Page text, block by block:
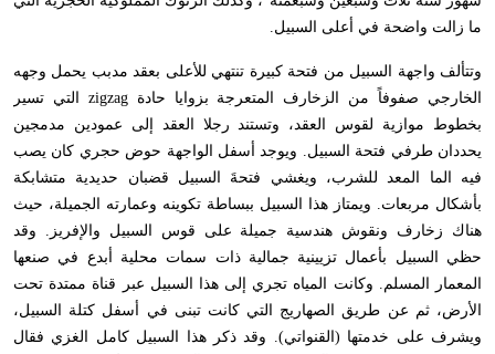
ما زالت واضحة في أعلى السبيل.
وتتألف واجهة السبيل من فتحة كبيرة تنتهي للأعلى بعقد مدبب يحمل وجهه
الخارجي صفوفاً من الزخارف المتعرجة بزوايا حادة zigzag
التي تسير
بخطوط موازية لقوس العقد، وتستند رجلا العقد إلى عمودين مدمجين
يحددان طرفي فتحة السبيل. ويوجد أسفل الواجهة حوض حجري كان يصب
فيه الما المعد للشرب، ويغشي فتحةَ السبيل قضبان حديدية متشابكة
بأشكال مربعات. ويمتاز هذا السبيل ببساطة تكوينه وعمارته الجميلة، حيث
هناك زخارف ونقوش هندسية جميلة على قوس السبيل والإفريز. وقد
حظي السبيل بأعمال تزيينية جمالية ذات سمات محلية أبدع في صنعها
المعمار المسلم. وكانت المياه تجري إلى هذا السبيل عبر قناة ممتدة تحت
الأرض، ثم عن طريق الصهاريج التي كانت تبنى في أسفل كتلة السبيل،
ويشرف على خدمتها (القنواتي). وقد ذكر هذا السبيل كامل الغزي فقال